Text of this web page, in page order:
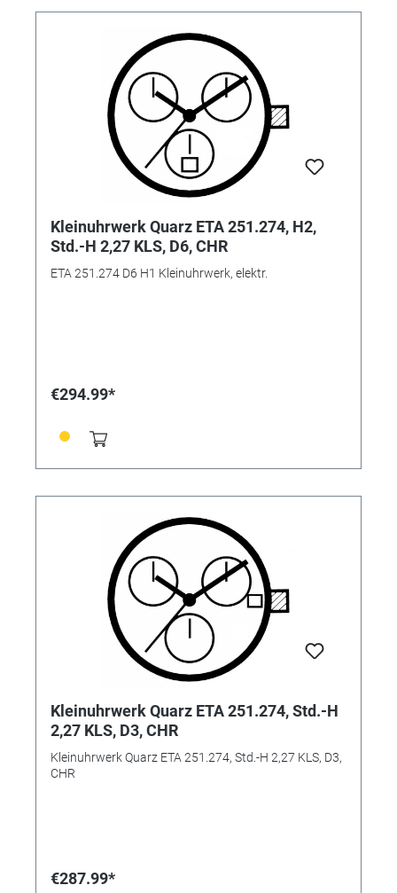
Kleinuhrwerk Quarz ETA 251.274, H2,
Std.-H 2,27 KLS, D6, CHR
ETA 251.274 D6 H1 Kleinuhrwerk, elektr.
€294.99*
Kleinuhrwerk Quarz ETA 251.274, Std.-H
2,27 KLS, D3, CHR
Kleinuhrwerk Quarz ETA 251.274, Std.-H 2,27 KLS, D3,
CHR
€287.99*